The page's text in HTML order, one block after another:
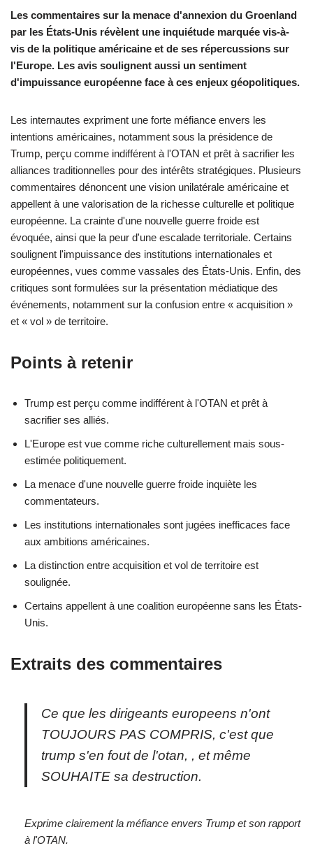
Les commentaires sur la menace d'annexion du Groenland
par les États-Unis révèlent une inquiétude marquée vis-à-
vis de la politique américaine et de ses répercussions sur
l'Europe. Les avis soulignent aussi un sentiment
d'impuissance européenne face à ces enjeux géopolitiques.
Les internautes expriment une forte méfiance envers les
intentions américaines, notamment sous la présidence de
Trump, perçu comme indifférent à l'OTAN et prêt à sacrifier les
alliances traditionnelles pour des intérêts stratégiques. Plusieurs
commentaires dénoncent une vision unilatérale américaine et
appellent à une valorisation de la richesse culturelle et politique
européenne. La crainte d'une nouvelle guerre froide est
évoquée, ainsi que la peur d'une escalade territoriale. Certains
soulignent l'impuissance des institutions internationales et
européennes, vues comme vassales des États-Unis. Enfin, des
critiques sont formulées sur la présentation médiatique des
événements, notamment sur la confusion entre « acquisition »
et « vol » de territoire.
Points à retenir
Trump est perçu comme indifférent à l'OTAN et prêt à
sacrifier ses alliés.
L'Europe est vue comme riche culturellement mais sous-
estimée politiquement.
La menace d'une nouvelle guerre froide inquiète les
commentateurs.
Les institutions internationales sont jugées inefficaces face
aux ambitions américaines.
La distinction entre acquisition et vol de territoire est
soulignée.
Certains appellent à une coalition européenne sans les États-
Unis.
Extraits des commentaires
Ce que les dirigeants europeens n'ont
TOUJOURS PAS COMPRIS, c'est que
trump s'en fout de l'otan, , et même
SOUHAITE sa destruction.
Exprime clairement la méfiance envers Trump et son rapport
à l'OTAN.